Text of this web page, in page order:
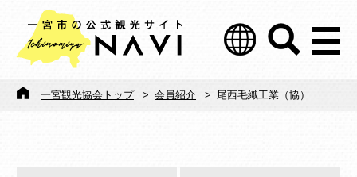
一宮観光協会トップ > 会員紹介 > 尾西毛織工業（協）